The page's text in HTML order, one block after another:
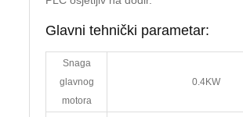
Glavni tehnički parametar:
Snaga
glavnog
motora
0.4KW